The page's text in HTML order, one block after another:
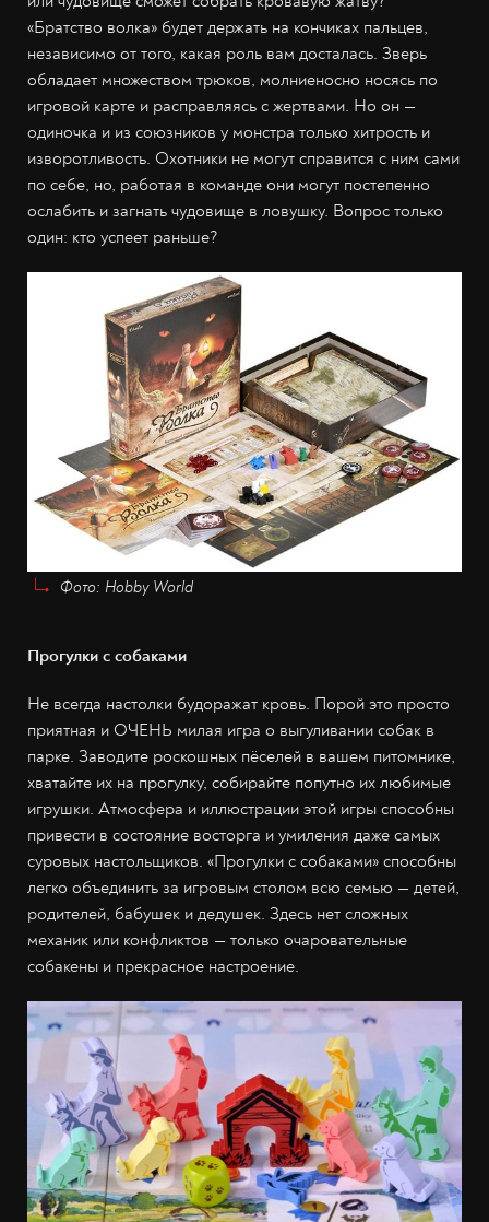
«Братство волка» будет держать на кончиках пальцев,
независимо от того, какая роль вам досталась. Зверь
обладает множеством трюков, молниеносно носясь по
игровой карте и расправляясь с жертвами. Но он —
одиночка и из союзников у монстра только хитрость и
изворотливость. Охотники не могут справится с ним сами
по себе, но, работая в команде они могут постепенно
ослабить и загнать чудовище в ловушку. Вопрос только
один: кто успеет раньше?
Фото: Hobby World
Прогулки с собаками
Не всегда настолки будоражат кровь. Порой это просто
приятная и ОЧЕНЬ милая игра о выгуливании собак в
парке. Заводите роскошных пёселей в вашем питомнике,
хватайте их на прогулку, собирайте попутно их любимые
игрушки. Атмосфера и иллюстрации этой игры способны
привести в состояние восторга и умиления даже самых
суровых настольщиков. «Прогулки с собаками» способны
легко объединить за игровым столом всю семью — детей,
родителей, бабушек и дедушек. Здесь нет сложных
механик или конфликтов — только очаровательные
собакены и прекрасное настроение.